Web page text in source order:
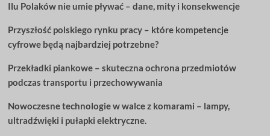
Ilu Polaków nie umie pływać – dane, mity i konsekwencje
Przyszłość polskiego rynku pracy – które kompetencje
cyfrowe będą najbardziej potrzebne?
Przekładki piankowe – skuteczna ochrona przedmiotów
podczas transportu i przechowywania
Nowoczesne technologie w walce z komarami – lampy,
ultradźwięki i pułapki elektryczne.